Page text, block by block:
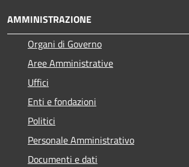
AMMINISTRAZIONE
Organi di Governo
Aree Amministrative
Uffici
Enti e fondazioni
Politici
Personale Amministrativo
Documenti e dati